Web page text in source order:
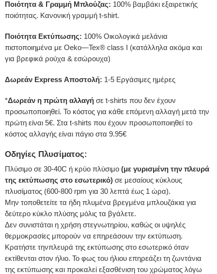
Ποιότητα & Γραμμή Μπλούζας: 100% βαμβάκι εξαιρετικής
ποιότητας. Κανονική γραμμή t-shirt.
Ποιότητα Εκτύπωσης: 100% Οικολογικά μελάνια
πιστοποιημένα με Oeko—Tex® class I (κατάλληλα ακόμα και
για βρεφικά ρούχα & εσώρουχα)
Δωρεάν Express Αποστολή: 1-5 Εργάσιμες ημέρες
*Δωρεάν η πρώτη αλλαγή σε t-shirts που δεν έχουν
προσωποποιηθεί. Το κόστος για κάθε επόμενη αλλαγή μετά την
πρώτη είναι 5€. Στα t-shirts που έχουν προσωποποιηθεί το
κόστος αλλαγής είναι πάγιο στα 9.95€
Οδηγίες Πλυσίματος:
Πλύσιμο σε 30-40C ή κρύο πλύσιμο (με γυρισμένη την πλευρά
της εκτύπωσης στο εσωτερικό) σε μεσαίους κύκλους
πλυσίματος (600-800 rpm για 30 λεπτά έως 1 ώρα).
Μην τοποθετείτε τα ήδη πλυμένα βρεγμένα μπλουζάκια για
δεύτερο κύκλο πλύσης μόλις τα βγάλετε.
Δεν συνιστάται η χρήση στεγνωτηρίου, καθώς οι υψηλές
θερμοκρασίες μπορούν να επηρεάσουν την εκτύπωση.
Κρατήστε τηνπλευρά της εκτύπωσης στο εσωτερικό όταν
εκτίθενται στον ήλιο. Το φως του ήλιου επηρεάζει τη ζωντάνια
της εκτύπωσης και προκαλεί εξασθένιση του χρώματος λόγω